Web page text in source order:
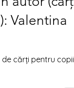
autor (cărți
Valentina